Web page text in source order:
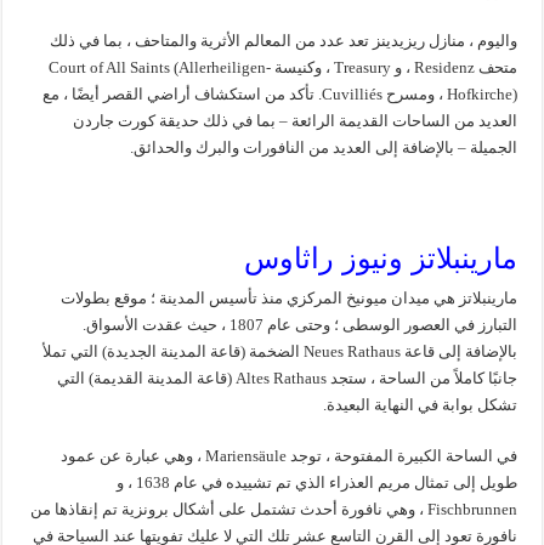
واليوم ، منازل ريزيدينز تعد عدد من المعالم الأثرية والمتاحف ، بما في ذلك
متحف Residenz ، و Treasury ، وكنيسة Court of All Saints (Allerheiligen-
Hofkirche) ، ومسرح Cuvilliés. تأكد من استكشاف أراضي القصر أيضًا ، مع
العديد من الساحات القديمة الرائعة – بما في ذلك حديقة كورت جاردن
الجميلة – بالإضافة إلى العديد من النافورات والبرك والحدائق.
مارينبلاتز ونيوز راثاوس
مارينبلاتز هي ميدان ميونيخ المركزي منذ تأسيس المدينة ؛ موقع بطولات
التبارز في العصور الوسطى ؛ وحتى عام 1807 ، حيث عقدت الأسواق.
بالإضافة إلى قاعة Neues Rathaus الضخمة (قاعة المدينة الجديدة) التي تملأ
جانبًا كاملاً من الساحة ، ستجد Altes Rathaus (قاعة المدينة القديمة) التي
تشكل بوابة في النهاية البعيدة.
في الساحة الكبيرة المفتوحة ، توجد Mariensäule ، وهي عبارة عن عمود
طويل إلى تمثال مريم العذراء الذي تم تشييده في عام 1638 ، و
Fischbrunnen ، وهي نافورة أحدث تشتمل على أشكال برونزية تم إنقاذها من
نافورة تعود إلى القرن التاسع عشر تلك التي لا عليك تفويتها عند السياحة في